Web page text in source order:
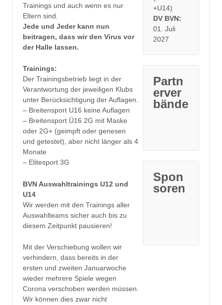
Trainings und auch wenn es nur
Eltern sind.
Jede und Jeder kann nun
beitragen, dass wir den Virus vor
der Halle lassen.
Trainings:
Der Trainingsbetrieb liegt in der
Verantwortung der jeweiligen Klubs
unter Berücksichtigung der Auflagen.
– Breitensport U16 keine Auflagen
– Breitensport Ü16 2G mit Maske
oder 2G+ (geimpft oder genesen
und getestet), aber nicht länger als 4
Monate
– Elitesport 3G
BVN Auswahltrainings U12 und
U14
Wir werden mit den Trainings aller
Auswahlteams sicher auch bis zu
diesem Zeitpunkt pausieren!
Mit der Verschiebung wollen wir
verhindern, dass bereits in der
ersten und zweiten Januarwoche
wieder mehrere Spiele wegen
Corona verschoben werden müssen.
Wir können dies zwar nicht
+U14)
DV BVN:
01. Juli
2027
Partn
erver
bände
Spon
soren